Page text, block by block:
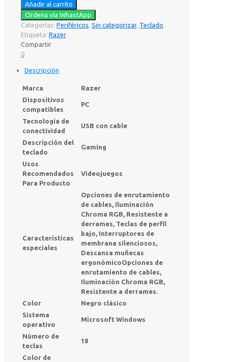
Añadir al carrito
Ordena vía WhastApp
Categorías: Periféricos, Sin categorizar, Teclado
Etiqueta: Razer
Compartir
0
Descripción
Marca
Razer
Dispositivos
compatibles
PC
Tecnología de
conectividad
USB con cable
Descripción del
teclado
Gaming
Usos
Recomendados
Para Producto
Videojuegos
Características
especiales
Opciones de enrutamiento
de cables, Iluminación
Chroma RGB, Resistente a
derrames, Teclas de perfil
bajo, Interruptores de
membrana silenciosos,
Descansa muñecas
ergonómicoOpciones de
enrutamiento de cables,
Iluminación Chroma RGB,
Resistente a derrames.
Color
Negro clásico
Sistema
operativo
Microsoft Windows
Número de
teclas
18
Color de